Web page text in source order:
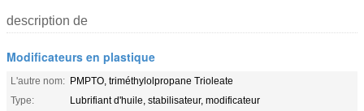
description de
Modificateurs en plastique
L'autre nom: PMPTO, triméthylolpropane Trioleate
Type:
Lubrifiant d'huile, stabilisateur, modificateur